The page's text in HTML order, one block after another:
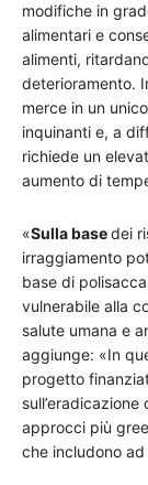
modifiche in
alimentari e
alimenti,
deterioramento.
merce in un
inquinanti e, a
richiede un
aumento di
«Sulla basedei
irraggiamento
base di
vulnerabile alla
salute umana e
aggiunge: «In
progetto
approcci più
che includono ad